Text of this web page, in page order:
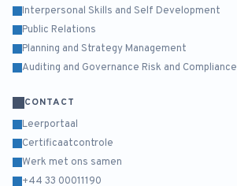
Interpersonal Skills and Self Development
Public Relations
Planning and Strategy Management
Auditing and Governance Risk and Compliance
CONTACT
Leerportaal
Certificaatcontrole
Werk met ons samen
+44 33 00011190